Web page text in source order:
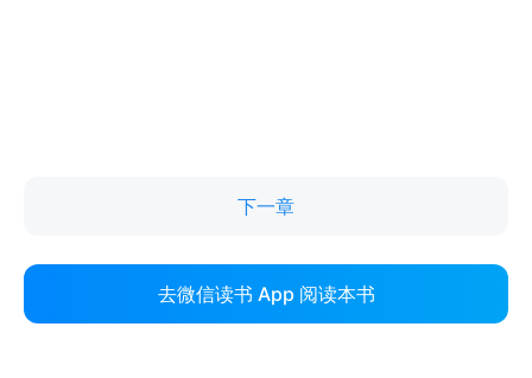
下一章
去微信读书 App 阅读本书